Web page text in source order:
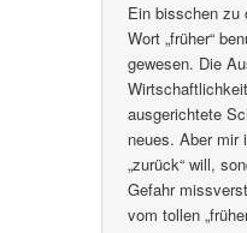
Ein bisschen zu
Wort „früher“
gewesen. Die
ausgerichtete
neues. Aber mir
„zurück“ will,
Gefahr
vom tollen